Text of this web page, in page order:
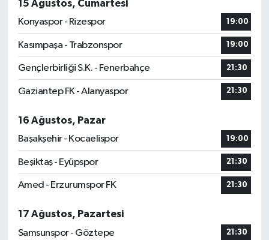
15 Ağustos, Cumartesi
Konyaspor - Rizespor
19:00
Kasımpaşa - Trabzonspor 19:00
Gençlerbirliği S.K. - Fenerbahçe 21:30
Gaziantep FK - Alanyaspor 21:30
16 Ağustos, Pazar
Başakşehir - Kocaelispor
19:00
Beşiktaş - Eyüpspor 21:30
Amed - Erzurumspor FK 21:30
17 Ağustos, Pazartesi
Samsunspor - Göztepe
21:30